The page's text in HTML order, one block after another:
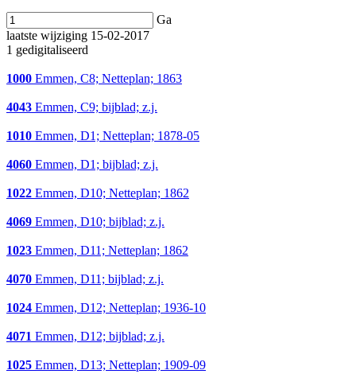
Ga
laatste wijziging 15-02-2017
1 gedigitaliseerd
1000 Emmen, C8; Netteplan; 1863
4043 Emmen, C9; bijblad; z.j.
1010 Emmen, D1; Netteplan; 1878-05
4060 Emmen, D1; bijblad; z.j.
1022 Emmen, D10; Netteplan; 1862
4069 Emmen, D10; bijblad; z.j.
1023 Emmen, D11; Netteplan; 1862
4070 Emmen, D11; bijblad; z.j.
1024 Emmen, D12; Netteplan; 1936-10
4071 Emmen, D12; bijblad; z.j.
1025 Emmen, D13; Netteplan; 1909-09